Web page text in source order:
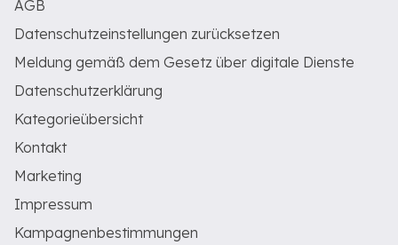
AGB
Datenschutzeinstellungen zurücksetzen
Meldung gemäß dem Gesetz über digitale Dienste
Datenschutzerklärung
Kategorieübersicht
Kontakt
Marketing
Impressum
Kampagnenbestimmungen